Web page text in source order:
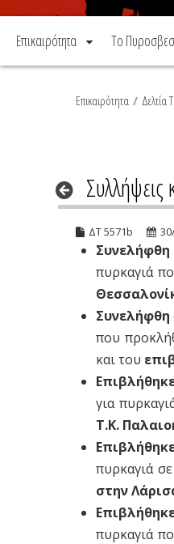
Επικαιρότητα Το
Επικαιρότητα / Δελτία
ΔΤ 5571b
Συνελήφθη
πυρκαγιά
Συνελήφθη
που
και του
για
Τ.Κ.
πυρκαγιά
στην
πυρκαγιά